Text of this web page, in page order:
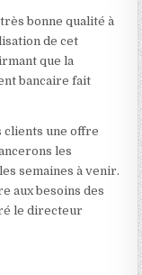
bonne qualité à
de cet
que la
bancaire fait
clients une offre
les
semaines à venir.
aux besoins des
le directeur